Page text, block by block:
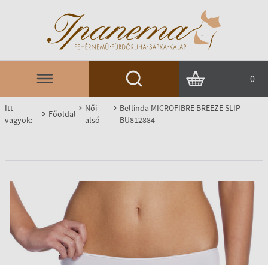
0
Itt
vagyok:
Főoldal
Női
alsó
Bellinda MICROFIBRE BREEZE SLIP
BU812884